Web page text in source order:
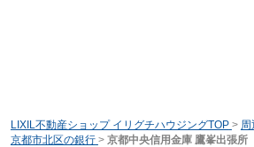
LIXIL不動産ショップ イリグチハウジングTOP > 周
京都市北区の銀行 > 京都中央信用金庫 鷹峯出張所